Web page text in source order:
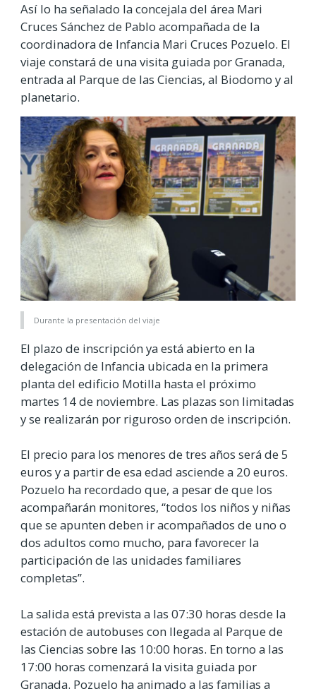
Así lo ha señalado la concejala del área Mari
Cruces Sánchez de Pablo acompañada de la
coordinadora de Infancia Mari Cruces Pozuelo. El
viaje constará de una visita guiada por Granada,
entrada al Parque de las Ciencias, al Biodomo y al
planetario.
Durante la presentación del viaje
El plazo de inscripción ya está abierto en la
delegación de Infancia ubicada en la primera
planta del edificio Motilla hasta el próximo
martes 14 de noviembre. Las plazas son limitadas
y se realizarán por riguroso orden de inscripción.
El precio para los menores de tres años será de 5
euros y a partir de esa edad asciende a 20 euros.
Pozuelo ha recordado que, a pesar de que los
acompañarán monitores, “todos los niños y niñas
que se apunten deben ir acompañados de uno o
dos adultos como mucho, para favorecer la
participación de las unidades familiares
completas”.
La salida está prevista a las 07:30 horas desde la
estación de autobuses con llegada al Parque de
las Ciencias sobre las 10:00 horas. En torno a las
17:00 horas comenzará la visita guiada por
Granada. Pozuelo ha animado a las familias a